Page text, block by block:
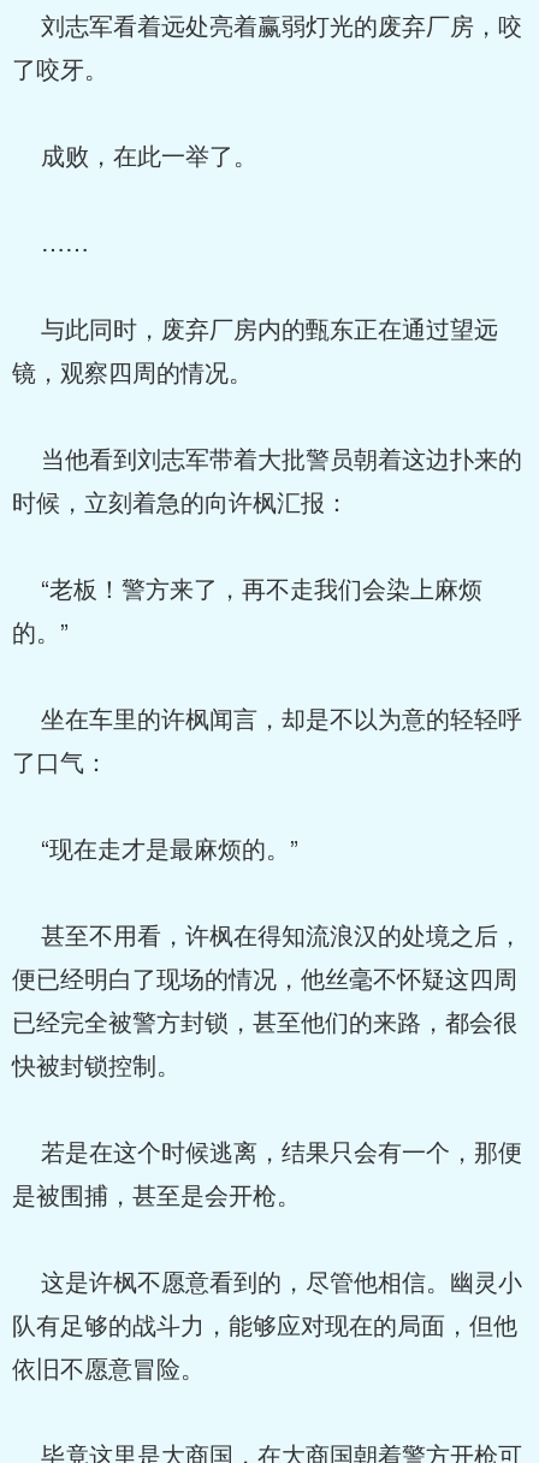
刘志军看着远处亮着赢弱灯光的废弃厂房，咬
了咬牙。
成败，在此一举了。
……
与此同时，废弃厂房内的甄东正在通过望远
镜，观察四周的情况。
当他看到刘志军带着大批警员朝着这边扑来的
时候，立刻着急的向许枫汇报：
“老板！警方来了，再不走我们会染上麻烦
的。”
坐在车里的许枫闻言，却是不以为意的轻轻呼
了口气：
“现在走才是最麻烦的。”
甚至不用看，许枫在得知流浪汉的处境之后，
便已经明白了现场的情况，他丝毫不怀疑这四周
已经完全被警方封锁，甚至他们的来路，都会很
快被封锁控制。
若是在这个时候逃离，结果只会有一个，那便
是被围捕，甚至是会开枪。
这是许枫不愿意看到的，尽管他相信。幽灵小
队有足够的战斗力，能够应对现在的局面，但他
依旧不愿意冒险。
毕竟这里是大商国，在大商国朝着警方开枪可